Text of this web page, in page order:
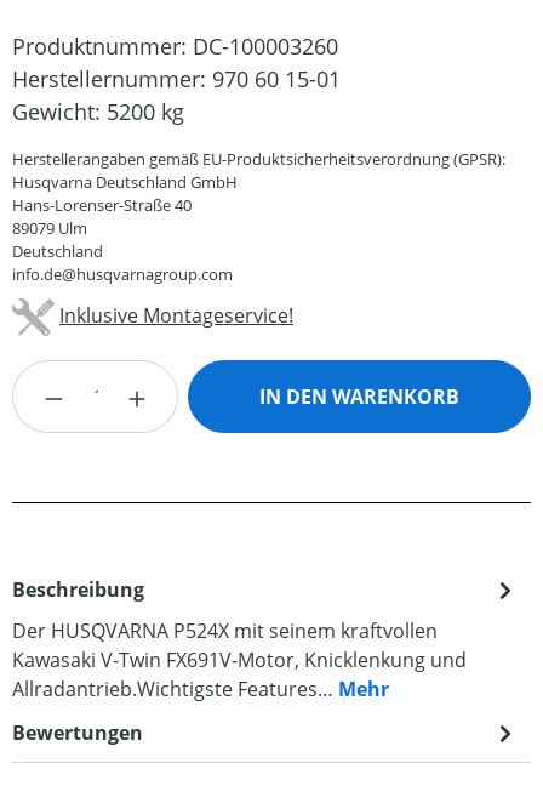
Produktnummer: DC-100003260
Herstellernummer: 970 60 15-01
Gewicht: 5200 kg
Herstellerangaben gemäß EU-Produktsicherheitsverordnung (GPSR):
Husqvarna Deutschland GmbH
Hans-Lorenser-Straße 40
89079 Ulm
Deutschland
info.de@husqvarnagroup.com
Inklusive Montageservice!
Produkt Anzahl: Gib den gewünschten
IN DEN WARENKORB
Beschreibung
Der HUSQVARNA P524X mit seinem kraftvollen
Kawasaki V-Twin FX691V-Motor, Knicklenkung und
Allradantrieb.Wichtigste Features… Mehr
Bewertungen